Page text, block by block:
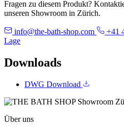
Fragen zu diesem Produkt?
unseren Showroom in Zürich.
info@the-bath-shop.com +41
Lage
Downloads
DWG Download
Über uns